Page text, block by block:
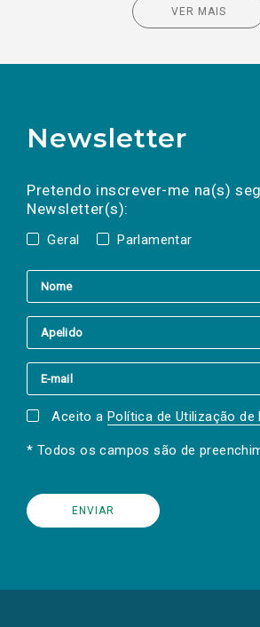
VER MAIS
Newsletter
Pretendo inscrever-me na(s)
Newsletter(s):
Geral Parlamentar
a(s) newsletter(s).
mail
Aceito a Política de Utilização de
* Todos os campos são de